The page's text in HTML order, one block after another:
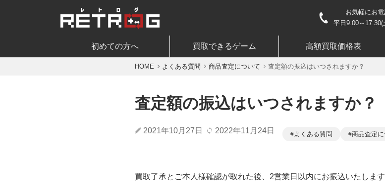
お気軽にお
平日9:00～
初めての方へ 買取できるゲーム 高額買取価格表
HOME よくある質問 商品査定について 査定額の振込はいつされますか？
査定額の振込はいつされますか？
2021年10月27日 2022年11月24日 よくある質問 商品査定
買取了承とご本人様確認が取れた後、2営業日以内にお振込いたします